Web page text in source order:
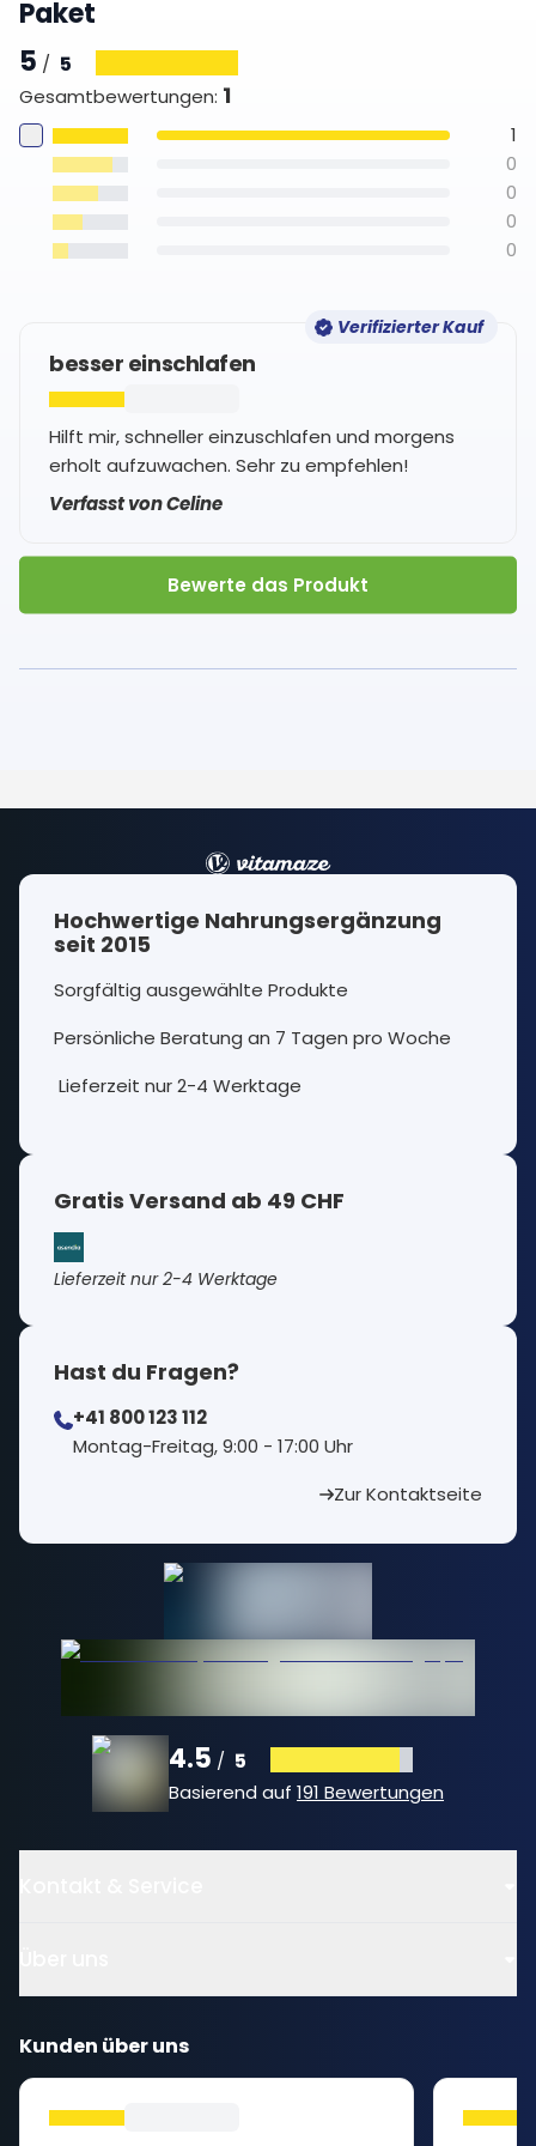
Paket
5 / 5
Gesamtbewertungen: 1
1
0
0
0
0
Verifizierter Kauf
besser einschlafen
Hilft mir, schneller einzuschlafen und morgens
erholt aufzuwachen. Sehr zu empfehlen!
Verfasst von Celine
Bewerte das Produkt
Hochwertige Nahrungsergänzung
seit 2015
Sorgfältig ausgewählte Produkte
Persönliche Beratung an 7 Tagen pro Woche
Lieferzeit nur 2-4 Werktage
Gratis Versand ab 49 CHF
Lieferzeit nur 2-4 Werktage
Hast du Fragen?
+41 800 123 112
⁠Montag-Freitag, 9:00 - 17:00 Uhr
Zur Kontaktseite
4.5 / 5
Basierend auf 191 Bewertungen
Kunden über uns